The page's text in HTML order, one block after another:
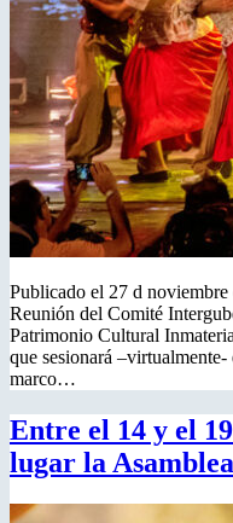
Publicado el 27 d
Reunión del Comité
Patrimonio Cultural
que sesionará
marco…
Entre el 14 y el
lugar la